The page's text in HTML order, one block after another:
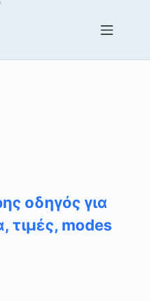
οδηγός για
τιμές, modes